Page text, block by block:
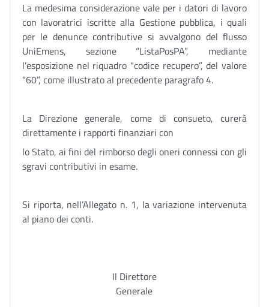
La medesima considerazione vale per i datori di lavoro
con lavoratrici iscritte alla Gestione pubblica, i quali
per le denunce contributive si avvalgono del flusso
UniEmens, sezione “ListaPosPA”, mediante
l’esposizione nel riquadro “codice recupero”, del valore
“60”, come illustrato al precedente paragrafo 4.
La Direzione generale, come di consueto, curerà
direttamente i rapporti finanziari con
lo Stato, ai fini del rimborso degli oneri connessi con gli
sgravi contributivi in esame.
Si riporta, nell’Allegato n. 1, la variazione intervenuta
al piano dei conti.
Il Direttore
Generale